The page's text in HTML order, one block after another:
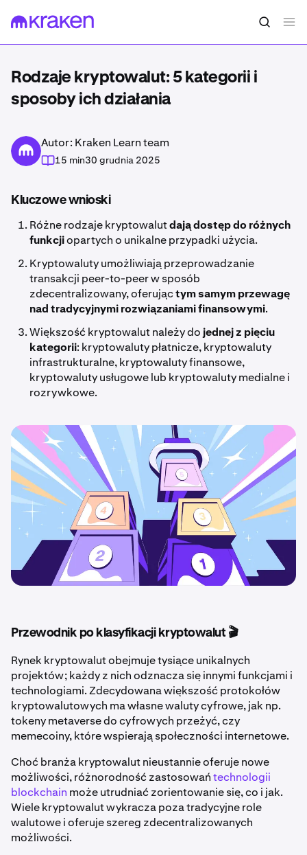
Rodzaje kryptowalut: 5 kategorii i
sposoby ich działania
Autor: Kraken Learn team
15 min30 grudnia 2025
Kluczowe wnioski
Różne rodzaje kryptowalutdają dostęp do różnych
funkcjiopartych o unikalne przypadki użycia.
Kryptowaluty umożliwiają przeprowadzanie
transakcji peer-to-peer w sposób
zdecentralizowany, oferująctym samym przewagę
nad tradycyjnymi rozwiązaniami finansowymi.
Większość kryptowalut należy do jednej z pięciu
kategorii: kryptowaluty płatnicze, kryptowaluty
infrastrukturalne, kryptowaluty finansowe,
kryptowaluty usługowe lub kryptowaluty medialne i
rozrywkowe.
Przewodnik po klasyfikacji kryptowalut 🎬
Rynek kryptowalut obejmuje tysiące unikalnych
projektów; każdy z nich odznacza się innymi funkcjami i
technologiami. Zdecydowana większość protokołów
kryptowalutowych ma własne waluty cyfrowe, jak np.
tokeny metaverse do cyfrowych przeżyć, czy
memecoiny, które wspierają społeczności internetowe.
Choć branża kryptowalut nieustannie oferuje nowe
możliwości, różnorodność zastosowańtechnologii
blockchain może utrudniać zorientowanie się, co i jak.
Wiele kryptowalut wykracza poza tradycyjne role
walutowe i oferuje szereg zdecentralizowanych
możliwości.